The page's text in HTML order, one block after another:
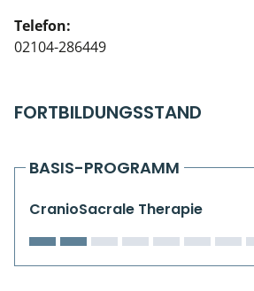
Telefon:
02104-286449
FORTBILDUNGSSTAND
BASIS-PROGRAMM
CranioSacrale Therapie
Prüfung & Zertifikation
Postgraduate- & Spezialkurse
Kiefergelenkkurse
CranioSacrale Ausbildung
Human Reset Week